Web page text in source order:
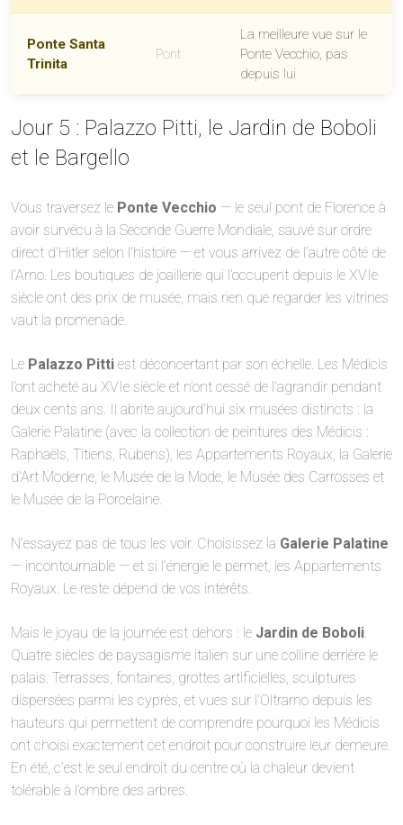
Ponte Santa
Trinita
Pont
La meilleure vue sur le
Ponte Vecchio, pas
depuis lui
Jour 5 : Palazzo Pitti, le Jardin de Boboli
et le Bargello
Vous traversez le Ponte Vecchio — le seul pont de Florence à
avoir survécu à la Seconde Guerre Mondiale, sauvé sur ordre
direct d’Hitler selon l’histoire — et vous arrivez de l’autre côté de
l’Arno. Les boutiques de joaillerie qui l’occupent depuis le XVIe
siècle ont des prix de musée, mais rien que regarder les vitrines
vaut la promenade.
Le Palazzo Pitti est déconcertant par son échelle. Les Médicis
l’ont acheté au XVIe siècle et n’ont cessé de l’agrandir pendant
deux cents ans. Il abrite aujourd’hui six musées distincts : la
Galerie Palatine (avec la collection de peintures des Médicis :
Raphaëls, Titiens, Rubens), les Appartements Royaux, la Galerie
d’Art Moderne, le Musée de la Mode, le Musée des Carrosses et
le Musée de la Porcelaine.
N’essayez pas de tous les voir. Choisissez la Galerie Palatine
— incontournable — et si l’énergie le permet, les Appartements
Royaux. Le reste dépend de vos intérêts.
Mais le joyau de la journée est dehors : le Jardin de Boboli.
Quatre siècles de paysagisme italien sur une colline derrière le
palais. Terrasses, fontaines, grottes artificielles, sculptures
dispersées parmi les cyprès, et vues sur l’Oltrarno depuis les
hauteurs qui permettent de comprendre pourquoi les Médicis
ont choisi exactement cet endroit pour construire leur demeure.
En été, c’est le seul endroit du centre où la chaleur devient
tolérable à l’ombre des arbres.